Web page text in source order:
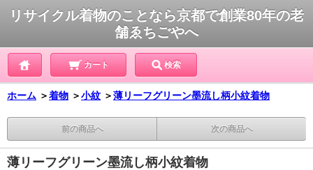
リサイクル着物のことなら京都で創業80年の老
舗ゑちごやへ
カート 検索
ホーム ＞着物 ＞小紋 ＞薄リーフグリーン墨流し柄小紋着物
前の商品へ 次の商品へ
薄リーフグリーン墨流し柄小紋着物